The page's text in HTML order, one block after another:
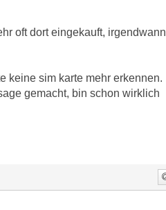
oft dort eingekauft, irgendwann
keine sim karte mehr erkennen.
gemacht, bin schon wirklich